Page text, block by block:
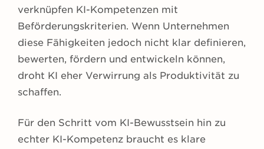
verknüpfen KI-Kompetenzen mit
Beförderungskriterien. Wenn Unternehmen
diese Fähigkeiten jedoch nicht klar definieren,
bewerten, fördern und entwickeln können,
droht KI eher Verwirrung als Produktivität zu
schaffen.
Für den Schritt vom KI-Bewusstsein hin zu
echter KI-Kompetenz braucht es klare